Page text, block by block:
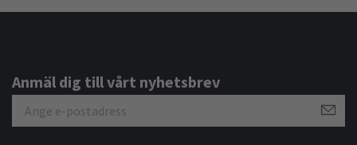
Anmäl dig till vårt nyhetsbrev